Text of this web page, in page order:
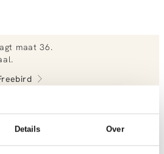
Details Over
maat 36.
.